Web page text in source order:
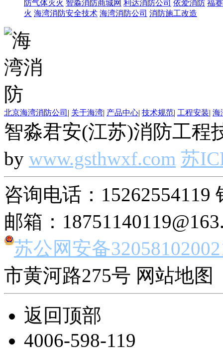
防气体灭火 智淼消防商城网 利达消防公司 依爱消防 福
火 海湾消防安全技术 海湾消防公司 消防施工改造
北京海湾消防公司 | 关于海湾| 产品中心| 技术规范| 工程安装| 海
智淼君安(江苏)消防工程
by www.gsthwxf.com 苏
咨询电话：15262554119
邮箱：
苏公网安备
市黄河路275号 网站地图
返回顶部
4006-598-119